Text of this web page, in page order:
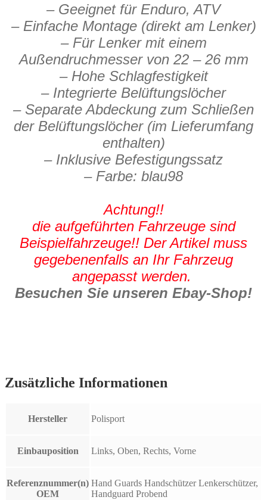
– Geeignet für Enduro, ATV
– Einfache Montage (direkt am Lenker)
– Für Lenker mit einem
Außendruchmesser von 22 – 26 mm
– Hohe Schlagfestigkeit
– Integrierte Belüftungslöcher
– Separate Abdeckung zum Schließen
der Belüftungslöcher (im Lieferumfang
enthalten)
– Inklusive Befestigungssatz
– Farbe: blau98
Achtung!!
die aufgeführten Fahrzeuge sind
Beispielfahrzeuge!! Der Artikel muss
gegebenenfalls an Ihr Fahrzeug
angepasst werden.
Besuchen Sie unseren Ebay-Shop!
Zusätzliche Informationen
Hersteller Polisport
Einbauposition Links, Oben, Rechts, Vorne
Referenznummer(n)
OEM
Hand Guards Handschützer Lenkerschützer,
Handguard Probend